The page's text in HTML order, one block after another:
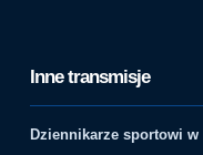
Inne transmisje
Dziennikarze sportowi w